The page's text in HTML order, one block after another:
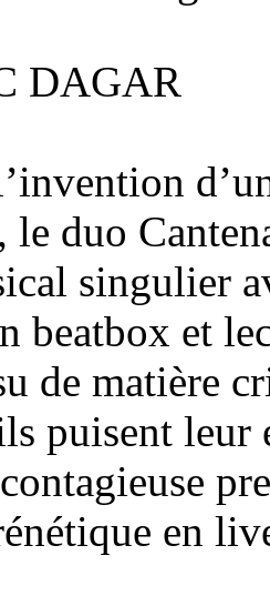
DAGAR
le duo
singulier
beatbox et
de matière
puisent leur
en